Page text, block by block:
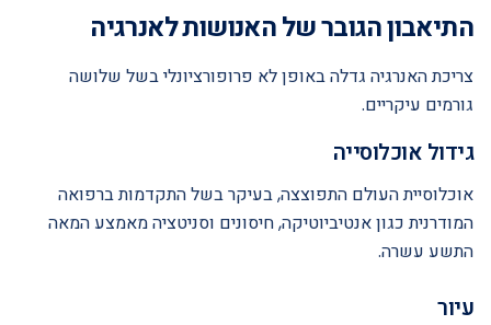
התיאבון הגובר של האנושות לאנרגיה
צריכת האנרגיה גדלה באופן לא פרופורציונלי בשל שלושה
גורמים עיקריים.
גידול אוכלוסייה
אוכלוסיית העולם התפוצצה, בעיקר בשל התקדמות ברפואה
המודרנית כגון אנטיביוטיקה, חיסונים וסניטציה מאמצע המאה
התשע עשרה.
עיור